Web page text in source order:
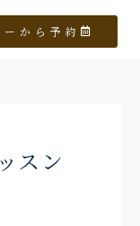
ーから予約
スン